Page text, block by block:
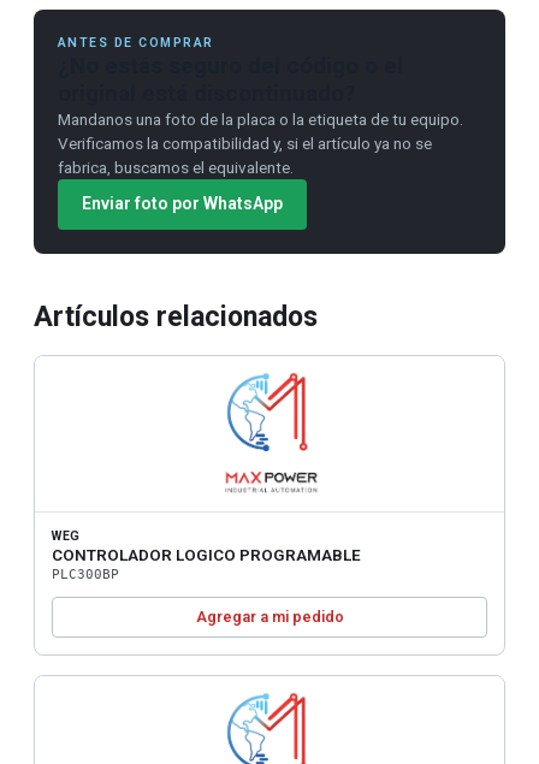
ANTES DE COMPRAR
Mandanos una foto de la placa o la etiqueta de tu equipo.
Verificamos la compatibilidad y, si el artículo ya no se
fabrica, buscamos el equivalente.
Enviar foto por WhatsApp
Artículos relacionados
WEG
CONTROLADOR LOGICO PROGRAMABLE
PLC300BP
Agregar a mi pedido